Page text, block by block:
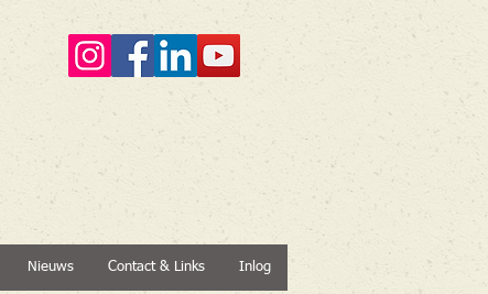
Nieuws Contact & Links Inlog